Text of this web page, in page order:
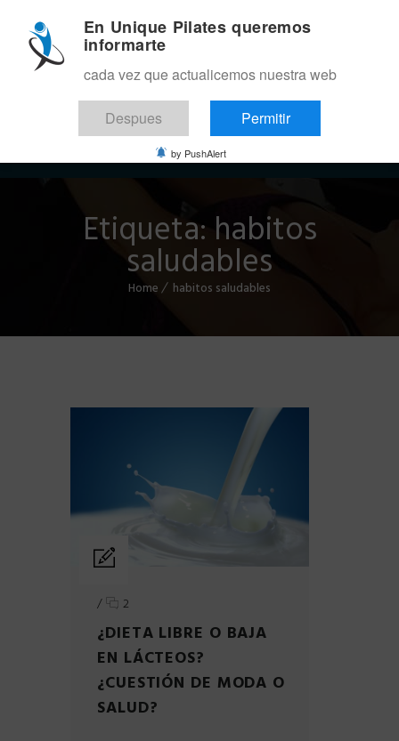
Etiqueta: habitos
saludables
Home habitos saludables
/ 2
¿DIETA LIBRE O BAJA
EN LÁCTEOS?
¿CUESTIÓN DE MODA O
SALUD?
En Unique Pilates queremos
informarte
cada vez que actualicemos nuestra web
Despues Permitir
by PushAlert